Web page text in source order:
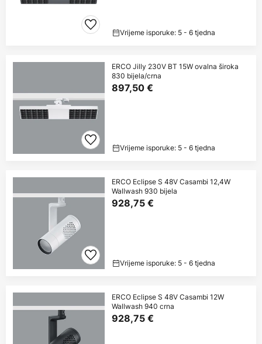
Vrijeme isporuke: 5 - 6 tjedna
ERCO Jilly 230V BT 15W ovalna široka
830 bijela/crna
897,50 €
Vrijeme isporuke: 5 - 6 tjedna
ERCO Eclipse S 48V Casambi 12,4W
Wallwash 930 bijela
928,75 €
Vrijeme isporuke: 5 - 6 tjedna
ERCO Eclipse S 48V Casambi 12W
Wallwash 940 crna
928,75 €